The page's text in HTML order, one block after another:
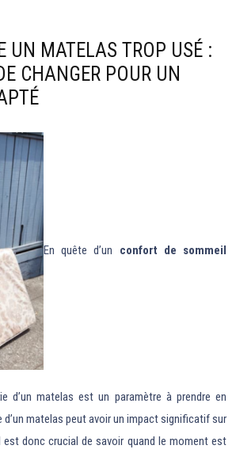
UN MATELAS TROP USÉ :
CHANGER POUR UN
En quête d’un confort de sommeil
d’un matelas est un paramètre à prendre en
d’un matelas peut avoir un impact significatif sur
donc crucial de savoir quand le moment est